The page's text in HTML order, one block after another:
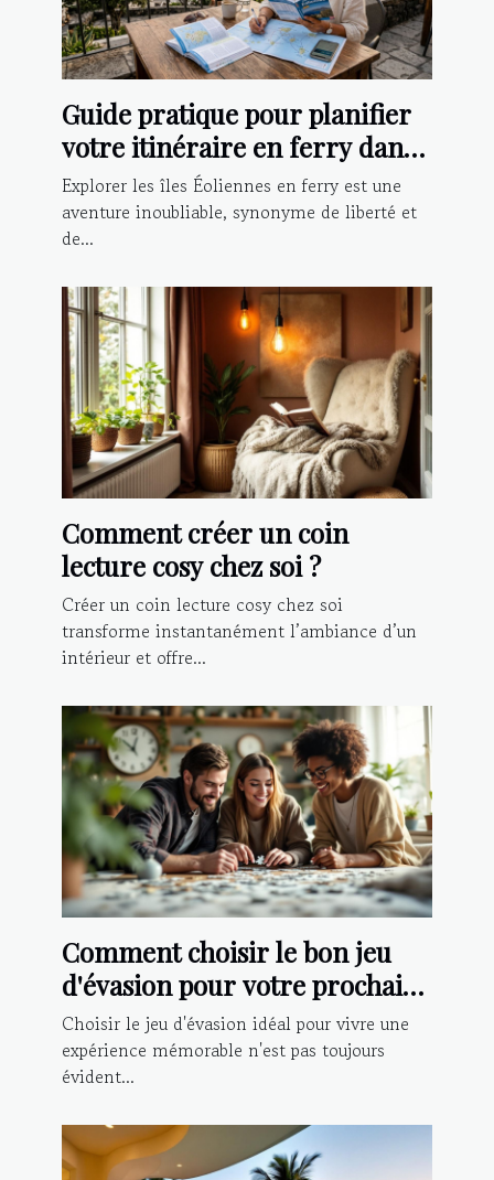
Guide pratique pour planifier
votre itinéraire en ferry dans
les îles Éoliennes
Explorer les îles Éoliennes en ferry est une
aventure inoubliable, synonyme de liberté et
de...
Comment créer un coin
lecture cosy chez soi ?
Créer un coin lecture cosy chez soi
transforme instantanément l’ambiance d’un
intérieur et offre...
Comment choisir le bon jeu
d'évasion pour votre prochaine
aventure ?
Choisir le jeu d'évasion idéal pour vivre une
expérience mémorable n'est pas toujours
évident...